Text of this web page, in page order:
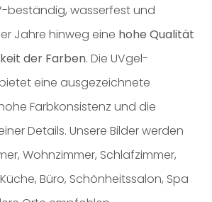
beständig, wasserfest und
Jahre hinweg eine hohe Qualität
der Farben. Die UVgel-
eine ausgezeichnete
Farbkonsistenz und die
Details. Unsere Bilder werden
Wohnzimmer, Schlafzimmer,
Büro, Schönheitssalon, Spa